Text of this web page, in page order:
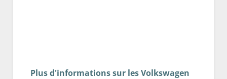
Plus d'informations sur les Volkswagen